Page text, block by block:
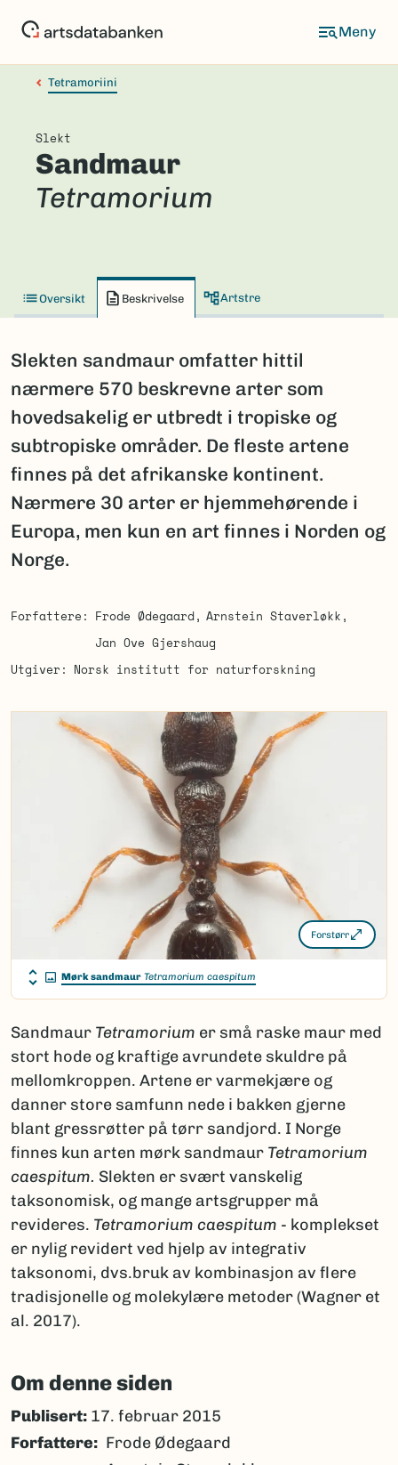
Tetramoriini
Slekt
Sandmaur
Tetramorium
Oversikt Beskrivelse Artstre
Slekten sandmaur omfatter hittil
nærmere 570 beskrevne arter som
hovedsakelig er utbredt i tropiske og
subtropiske områder. De fleste artene
finnes på det afrikanske kontinent.
Nærmere 30 arter er hjemmehørende i
Europa, men kun en art finnes i Norden og
Norge.
Forfattere Frode Ødegaard
Arnstein Staverløkk
Jan Ove Gjershaug
Utgiver
Norsk institutt for naturforskning
Forstørr
Mørk sandmaur Tetramorium caespitum
Sandmaur Tetramorium er små raske maur med
stort hode og kraftige avrundete skuldre på
mellomkroppen. Artene er varmekjære og
danner store samfunn nede i bakken gjerne
blant gressrøtter på tørr sandjord. I Norge
finnes kun arten mørk sandmaur Tetramorium
caespitum. Slekten er svært vanskelig
taksonomisk, og mange artsgrupper må
revideres. Tetramorium caespitum - komplekset
er nylig revidert ved hjelp av integrativ
taksonomi, dvs.bruk av kombinasjon av flere
tradisjonelle og molekylære metoder (Wagner et
al. 2017).
Om denne siden
Publisert: 17. februar 2015
Forfattere
Frode Ødegaard